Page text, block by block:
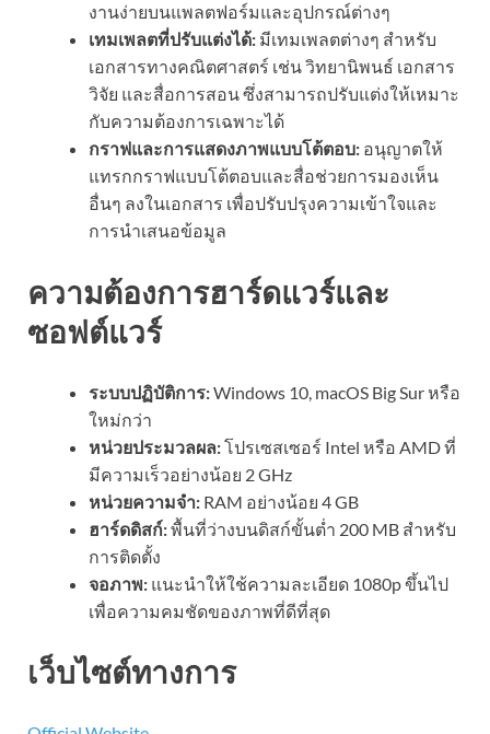
งานง่ายบนแพลตฟอร์มและอุปกรณ์ต่างๆ
เทมเพลตที่ปรับแต่งได้: มีเทมเพลตต่างๆ สำหรับ
เอกสารทางคณิตศาสตร์ เช่น วิทยานิพนธ์ เอกสาร
วิจัย และสื่อการสอน ซึ่งสามารถปรับแต่งให้เหมาะ
กับความต้องการเฉพาะได้
กราฟและการแสดงภาพแบบโต้ตอบ: อนุญาตให้
แทรกกราฟแบบโต้ตอบและสื่อช่วยการมองเห็น
อื่นๆ ลงในเอกสาร เพื่อปรับปรุงความเข้าใจและ
การนำเสนอข้อมูล
ความต้องการฮาร์ดแวร์และ
ซอฟต์แวร์
ระบบปฏิบัติการ:Windows 10, macOS Big Sur หรือ
ใหม่กว่า
หน่วยประมวลผล:โปรเซสเซอร์ Intel หรือ AMD ที่
มีความเร็วอย่างน้อย 2 GHz
หน่วยความจำ: RAM อย่างน้อย 4 GB
ฮาร์ดดิสก์:พื้นที่ว่างบนดิสก์ขั้นต่ำ 200 MB สำหรับ
การติดตั้ง
จอภาพ: แนะนำให้ใช้ความละเอียด 1080p ขึ้นไป
เพื่อความคมชัดของภาพที่ดีที่สุด
เว็บไซต์ทางการ